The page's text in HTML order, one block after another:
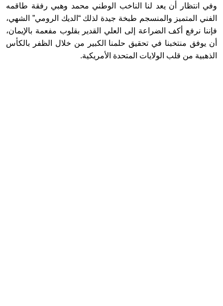
وفي انتظار أن يعد لنا الناخب الوطني محمد وهبي رفقة طاقمه
الفني المتميز والمنسجم طبخة جيدة لذلك “الديك الرومي” الشهي،
فإننا نرفع أكف الضراعة إلى العلي القدير بقلوب مفعمة بالإيمان،
أن يوفق منتخبنا في تحقيق حلمنا الكبير من خلال الظفر بالكأس
الذهبية من قلب الولايات المتحدة الأمريكية.